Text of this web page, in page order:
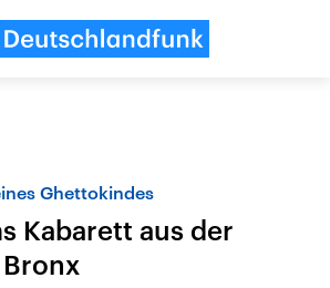
Ghettokindes
Kabarett aus der